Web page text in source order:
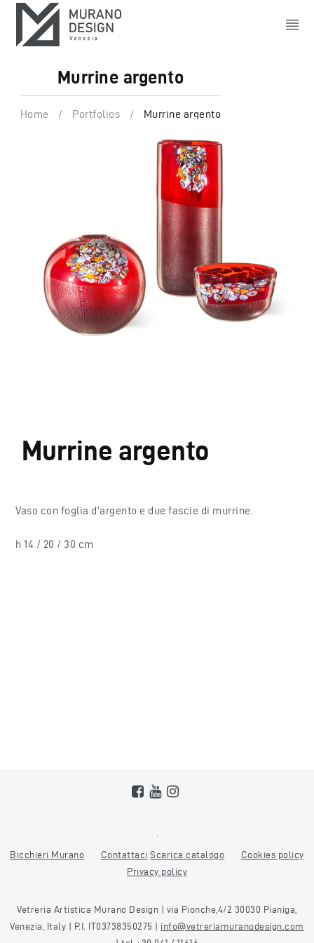
Murrine argento
Home / Portfolios / Murrine argento
Murrine argento
Vaso con foglia d’argento e due fascie di murrine.
h 14 / 20 / 30 cm
Bicchieri Murano Contattaci Scarica catalogo
Cookies policy
Privacy policy
Vetreria Artistica Murano Design | via Pionche,4/2 30030 Pianiga,
Venezia, Italy | P.I. IT03738350275 | info@vetreriamuranodesign.com